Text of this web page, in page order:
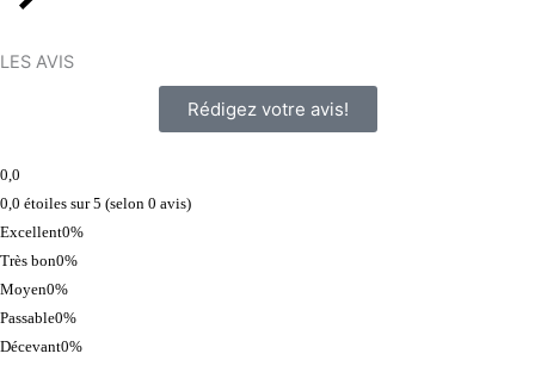
LES AVIS
Rédigez votre avis!
0,0
0,0 étoiles sur 5 (selon 0 avis)
Excellent0%
Très bon0%
Moyen0%
Passable0%
Décevant0%